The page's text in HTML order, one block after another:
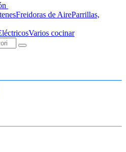
Freidoras de AireParrillas,
Varios cocinar